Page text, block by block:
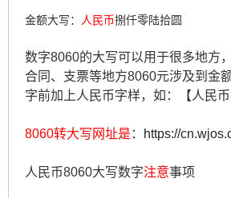
金额大写： 人民币捌仟零陆拾圆
数字8060的大写可以用于很多地方
合同、支票等地方8060元涉及到金
字前加上人民币字样，如：【人民币
8060转大写网址是 ： https://
人民币8060大写数字注意事项